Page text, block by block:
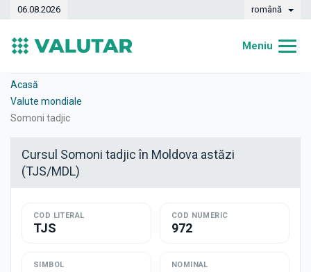
06.08.2026 română
Meniu
Case de schimb
Acasă
Valute mondiale
Somoni tadjic
Cursul Somoni tadjic în Moldova astăzi
(TJS/MDL)
COD LITERAL
TJS
COD NUMERIC
972
SIMBOL NOMINAL